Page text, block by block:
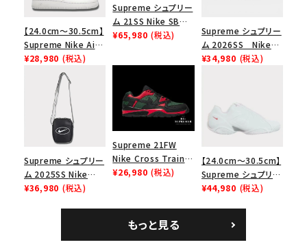
【24.0cm～30.5cm】
Supreme Nike Air
Force 1 Low シュプ
リーム ナイキエアフォ
ース１スニーカー シ
ューズ ホワイト
¥28,980 (税込)
Supreme シュプリー
ム 21SS Nike SB
Dunk Low ナイキSB
¥65,980 (税込)
Supreme シュプリー
ム 2026SS Nike
SB Air Max 2 CB 94
¥34,980 (税込)
Supreme シュプリー
ム 2025SS Nike
Leather Shoulder
¥36,980 (税込)
Supreme 21FW
Nike Cross Trainer
Low ナイキクロスト
¥26,980 (税込)
【24.0cm～30.5cm】
Supreme シュプリー
ム 2023AW Nike
カー ホワイト 白
¥44,980 (税込)
もっと見る